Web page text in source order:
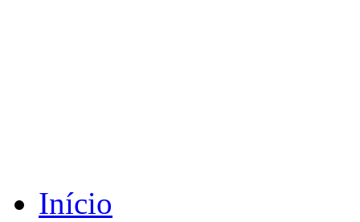
Início